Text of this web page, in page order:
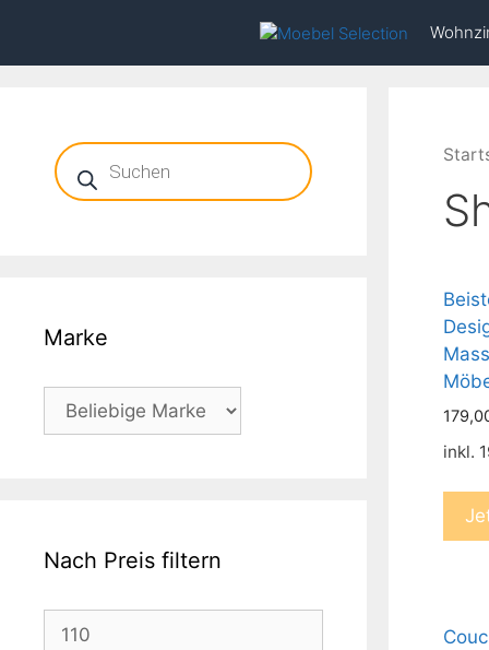
springen
inkl.
Products
search
Marke
Nach Preis filtern
Min.